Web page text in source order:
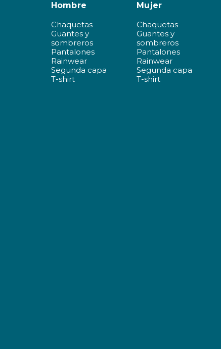
Hombre
Chaquetas
Guantes y
sombreros
Pantalones
Rainwear
Segunda capa
T-shirt
Mujer
Chaquetas
Guantes y
sombreros
Pantalones
Rainwear
Segunda capa
T-shirt